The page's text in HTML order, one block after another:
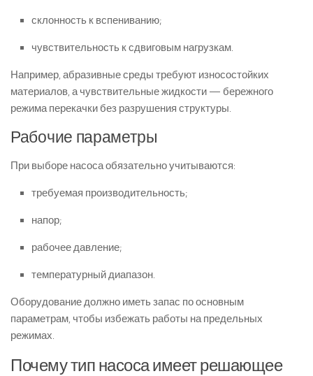
склонность к вспениванию;
чувствительность к сдвиговым нагрузкам.
Например, абразивные среды требуют износостойких
материалов, а чувствительные жидкости — бережного
режима перекачки без разрушения структуры.
Рабочие параметры
При выборе насоса обязательно учитываются:
требуемая производительность;
напор;
рабочее давление;
температурный диапазон.
Оборудование должно иметь запас по основным
параметрам, чтобы избежать работы на предельных
режимах.
Почему тип насоса имеет решающее